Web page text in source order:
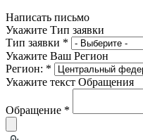
Написать письмо
Укажите Тип заявки
Тип заявки *
Укажите Ваш Регион
Регион: *
Укажите текст Обращения
Обращение *